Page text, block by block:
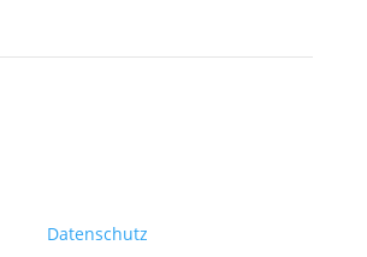
Datenschutz